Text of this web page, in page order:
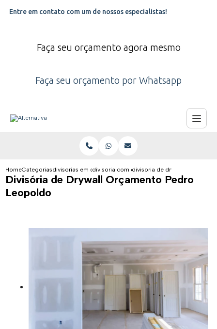
Entre em contato com um de nossos especialistas!
Faça seu orçamento agora mesmo
Faça seu orçamento por Whatsapp
HomeCategoriasdivisorias em drywalldivisoria com drywalldivisoria de drywall
Divisória de Drywall Orçamento Pedro
Leopoldo